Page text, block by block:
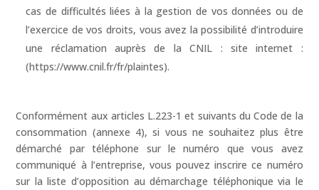
cas de difficultés liées à la gestion de vos données ou de
l’exercice de vos droits, vous avez la possibilité d’introduire
une réclamation auprès de la CNIL : site internet :
(https://www.cnil.fr/fr/plaintes).
Conformément aux articles L.223-1 et suivants du Code de la
consommation (annexe 4), si vous ne souhaitez plus être
démarché par téléphone sur le numéro que vous avez
communiqué à l’entreprise, vous pouvez inscrire ce numéro
sur la liste d’opposition au démarchage téléphonique via le